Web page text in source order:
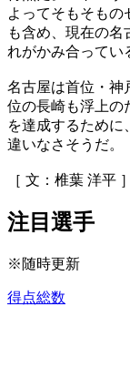
よってそもそもの
も含め、現在の
れがかみ合ってい
名古屋は首位・神
位の長崎も浮上の
を達成するために
違いなさそうだ。
［ 文：椎葉 洋平 ］
注目選手
※随時更新
得点総数